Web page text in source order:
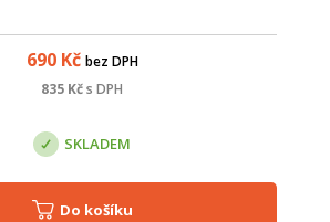
690Kč bez DPH
835 Kčs DPH
SKLADEM
Do košíku